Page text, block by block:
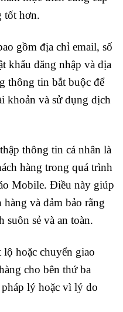
tốt hơn.
gồm địa chỉ email, số
khẩu đăng nhập và địa
thông tin bắt buộc để
khoản và sử dụng dịch
thông tin cá nhân là
hàng trong quá trình
Mobile. Điều này giúp
và đảm bảo rằng
suôn sẻ và an toàn.
hoặc chuyển giao
cho bên thứ ba
lý hoặc vì lý do